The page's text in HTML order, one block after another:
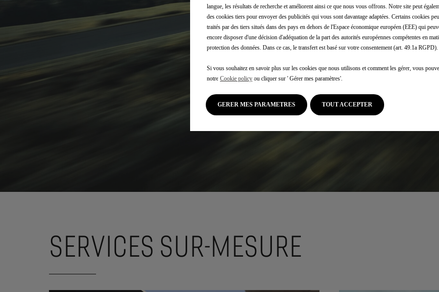
Constructeur
dans le
De la
usagées, DS
action
SERVICES SUR-MESURE
langue, les résultats de recherche et améliorent ainsi ce que nous vous offrons. Notre site peut
des cookies tiers pour envoyer des publicités qui vous sont davantage adaptées. Certains cookies
traités par des tiers situés dans des pays en dehors de l'Espace économique européen (EEE) qui
encore disposer d'une décision d'adéquation de la part des autorités européennes compétentes en
protection des données. Dans ce cas, le transfert est basé sur votre consentement (art. 49.1a RGPD).
Si vous souhaitez en savoir plus sur les cookies que nous utilisons et comment les gérer, vous
notre Cookie policy ou cliquer sur ' Gérer mes paramètres'.
GERER MES PARAMETRES TOUT ACCEPTER